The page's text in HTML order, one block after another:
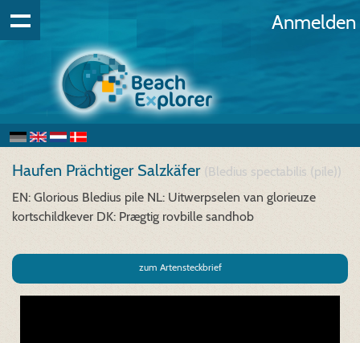
Anmelden
Haufen Prächtiger Salzkäfer (Bledius spectabilis (pile))
EN: Glorious Bledius pile NL: Uitwerpselen van glorieuze
kortschildkever DK: Prægtig rovbille sandhob
zum Artensteckbrief